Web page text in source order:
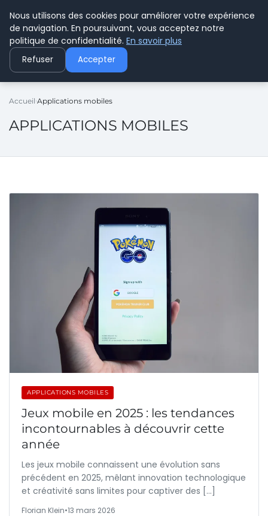
C PLUSPLUS
Accueil Applications mobiles
APPLICATIONS MOBILES
APPLICATIONS MOBILES
Jeux mobile en 2025 : les tendances
incontournables à découvrir cette
année
Les jeux mobile connaissent une évolution sans
précédent en 2025, mêlant innovation technologique
et créativité sans limites pour captiver des […]
Florian Klein•13 mars 2026
Nous utilisons des cookies pour améliorer votre expérience
de navigation. En poursuivant, vous acceptez notre
politique de confidentialité. En savoir plus
Refuser Accepter